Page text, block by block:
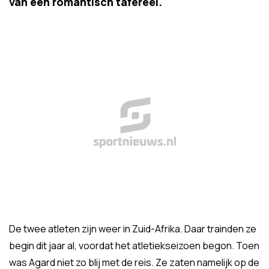
De twee atleten zijn weer in Zuid-Afrika. Daar trainden ze
begin dit jaar al, voordat het atletiekseizoen begon. Toen
was Agard niet zo blij met de reis. Ze zaten namelijk op de